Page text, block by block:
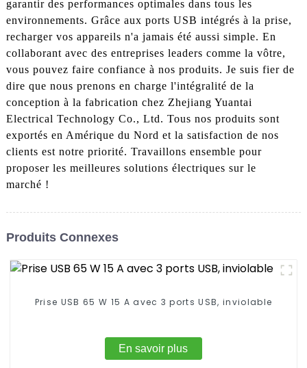
garantir des performances optimales dans tous les
environnements. Grâce aux ports USB intégrés à la prise,
recharger vos appareils n'a jamais été aussi simple. En
collaborant avec des entreprises leaders comme la vôtre,
vous pouvez faire confiance à nos produits. Je suis fier de
dire que nous prenons en charge l'intégralité de la
conception à la fabrication chez Zhejiang Yuantai
Electrical Technology Co., Ltd. Tous nos produits sont
exportés en Amérique du Nord et la satisfaction de nos
clients est notre priorité. Travaillons ensemble pour
proposer les meilleures solutions électriques sur le
marché !
Produits Connexes
Prise USB 65 W 15 A avec 3 ports USB, inviolable
En savoir plus